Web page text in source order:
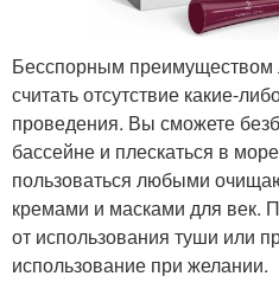
Бесспорным
считать отсутствие какие-
проведения. Вы сможете
бассейне и плескаться в
пользоваться любыми
кремами и масками для век.
от использования туши или
использование при желании.